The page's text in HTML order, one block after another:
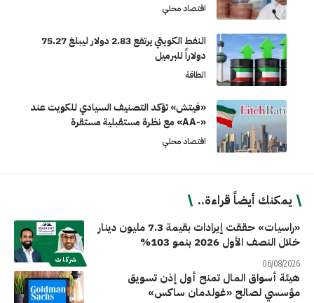
اقتصاد محلي
النفط الكويتي يرتفع 2.83 دولار ليبلغ 75.27
دولاراً للبرميل
الطاقة
«فيتش» تؤكد التصنيف السيادي للكويت عند
«-AA» مع نظرة مستقبلية مستقرة
اقتصاد محلي
يمكنك أيضاً قراءة..
شركات
«راسيات» حققت إيرادات بقيمة 7.3 مليون دينار
خلال النصف الأول 2026 بنمو 103%
06/08/2026
هيئة أسواق المال تمنح أول إذن تسويق
مؤسسي لصالح «غولدمان ساكس»